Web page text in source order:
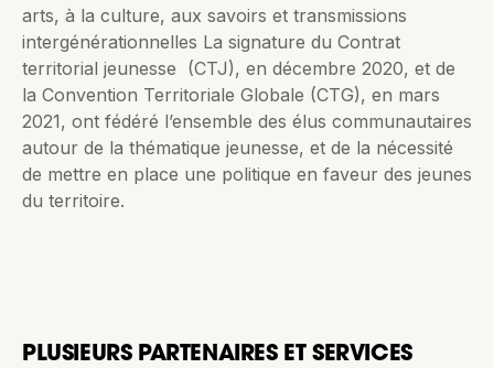
arts, à la culture, aux savoirs et transmissions
intergénérationnelles La signature du Contrat
territorial jeunesse (CTJ), en décembre 2020, et de
la Convention Territoriale Globale (CTG), en mars
2021, ont fédéré l’ensemble des élus communautaires
autour de la thématique jeunesse, et de la nécessité
de mettre en place une politique en faveur des jeunes
du territoire.
PLUSIEURS PARTENAIRES ET SERVICES